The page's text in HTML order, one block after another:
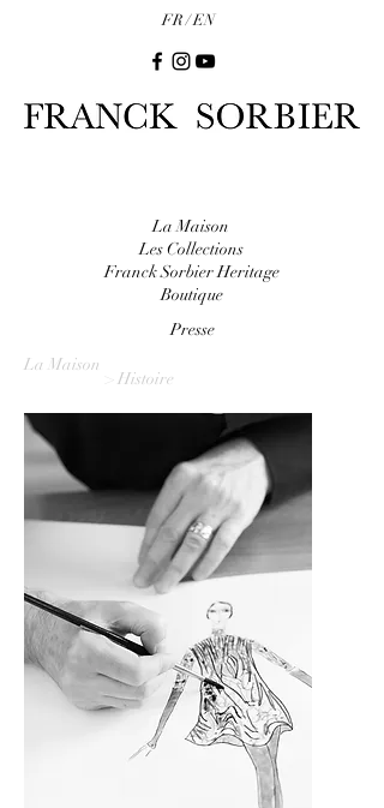
FR /EN
La Maison
Les Collections
Franck Sorbier Heritage
Boutique
Presse
La Maison
> Histoire